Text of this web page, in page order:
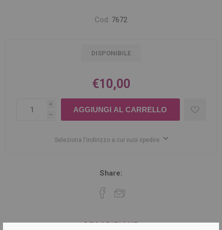
Cod: 7672
DISPONIBILE
€10,00
i
h
Seleziona l'indirizzo a cui vuoi spedire
Share:
DESCRIZIONE